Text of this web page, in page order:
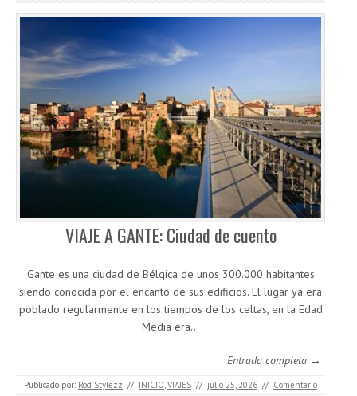
VIAJE A GANTE: Ciudad de cuento
Gante es una ciudad de Bélgica de unos 300.000 habitantes
siendo conocida por el encanto de sus edificios. El lugar ya era
poblado regularmente en los tiempos de los celtas, en la Edad
Media era…
Entrada completa →
Publicado por: Rod Stylezz // INICIO VIAJES // julio 25, 2026 // Comentario